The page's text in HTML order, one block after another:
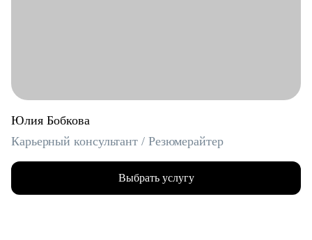
Юлия Бобкова
Карьерный консультант / Резюмерайтер
Выбрать услугу